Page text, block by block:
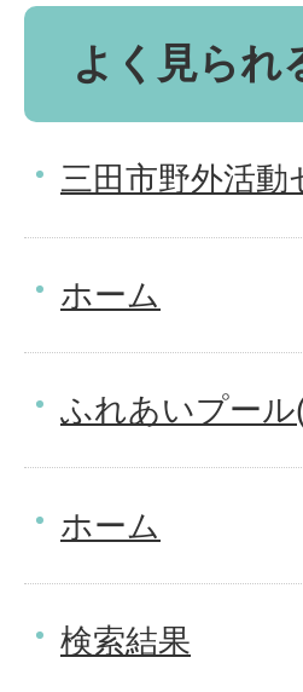
よく見られ
三田市野外活動
ホーム
ふれあいプー
ホーム
検索結果